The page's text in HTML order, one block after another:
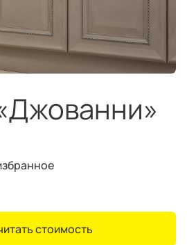
и скидки
стоимость